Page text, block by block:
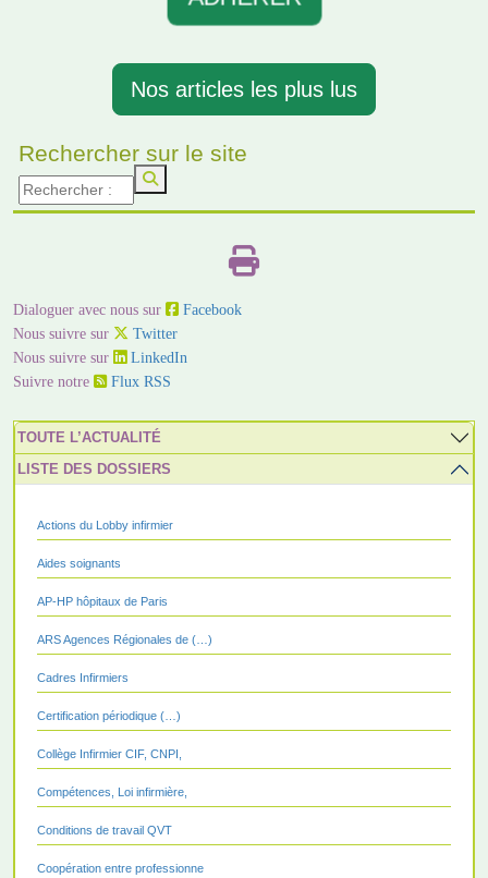
Nos articles les plus lus
Rechercher sur le site
Dialoguer avec nous sur
Facebook
Nous suivre sur
Twitter
Nous suivre sur
LinkedIn
Suivre notre
Flux RSS
TOUTE L’ACTUALITÉ
LISTE DES DOSSIERS
Actions du Lobby infirmier
Aides soignants
AP-HP hôpitaux de Paris
ARS Agences Régionales de (…)
Cadres Infirmiers
Certification périodique (…)
Collège Infirmier CIF, CNPI,
Compétences, Loi infirmière,
Conditions de travail QVT
Coopération entre professionne